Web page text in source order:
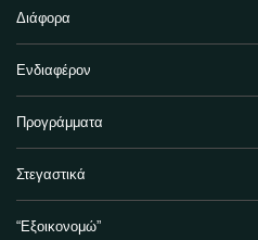
Διάφορα
Ενδιαφέρον
Προγράμματα
Στεγαστικά
“Εξοικονομώ”